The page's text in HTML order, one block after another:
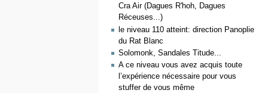
Cra Air (Dagues R'hoh, Dagues
Réceuses...)
le niveau 110 atteint: direction Panoplie
du Rat Blanc
Solomonk, Sandales Titude...
A ce niveau vous avez acquis toute
l’expérience nécessaire pour vous
stuffer de vous même